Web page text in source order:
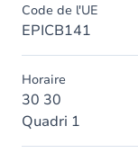
Code de l'UE
EPICB141
Horaire
30 30
Quadri 1